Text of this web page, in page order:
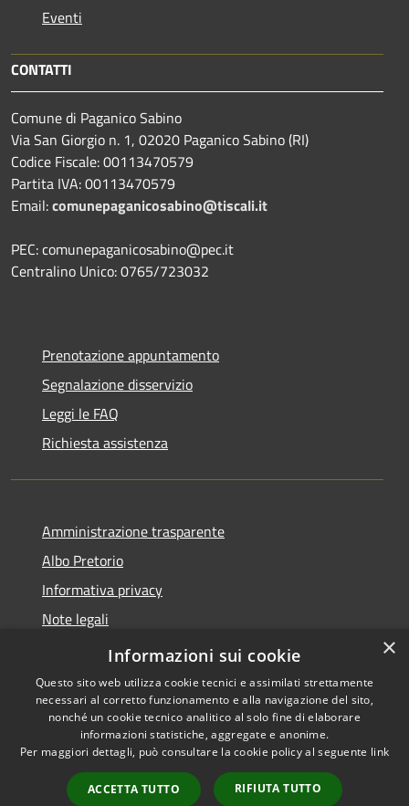
Eventi
CONTATTI
Comune di Paganico Sabino
Via San Giorgio n. 1, 02020 Paganico Sabino (RI)
Codice Fiscale: 00113470579
Partita IVA: 00113470579
Email:comunepaganicosabino@tiscali.it
PEC: comunepaganicosabino@pec.it
Centralino Unico: 0765/723032
Prenotazione appuntamento
Segnalazione disservizio
Leggi le FAQ
Richiesta assistenza
Amministrazione trasparente
Albo Pretorio
Informativa privacy
Note legali
Dichiarazione di accessibilità
Accessibilità
Copyright © 2026 • Comune di
Paganico Sabino • Powered by
Municipium•
Accesso
×
Informazioni sui cookie
Questo sito web utilizza cookie tecnici e assimilati strettamente
necessari al corretto funzionamento e alla navigazione del sito,
nonché un cookie tecnico analitico al solo fine di elaborare
informazioni statistiche, aggregate e anonime.
Per maggiori dettagli, può consultare la cookie policy al seguente link
ACCETTA TUTTO RIFIUTA TUTTO